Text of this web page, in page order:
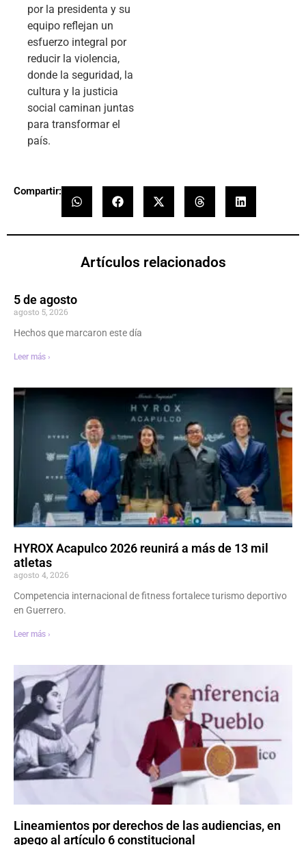
por la presidenta y su
equipo reflejan un
esfuerzo integral por
reducir la violencia,
donde la seguridad, la
cultura y la justicia
social caminan juntas
para transformar el
país.
Compartir:
Artículos relacionados
5 de agosto
agosto 5, 2026
Hechos que marcaron este día
Leer más ›
HYROX Acapulco 2026 reunirá a más de 13 mil
atletas
agosto 4, 2026
Competencia internacional de fitness fortalece turismo deportivo
en Guerrero.
Leer más ›
Lineamientos por derechos de las audiencias, en
apego al artículo 6 constitucional